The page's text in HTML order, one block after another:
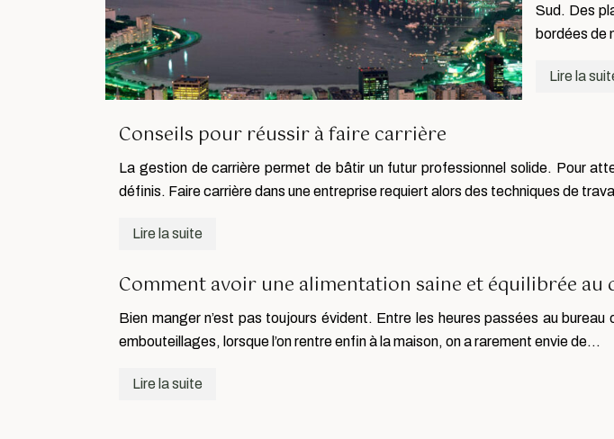
Sud. Des
bordées de
Lire la
Conseils pour réussir à faire carrière
La gestion de carrière permet de bâtir un futur professionnel solide. Pour
définis. Faire carrière dans une entreprise requiert alors des techniques de
Lire la suite
Comment avoir une alimentation saine et équilibrée au
Bien manger n’est pas toujours évident. Entre les heures passées au
embouteillages, lorsque l’on rentre enfin à la maison, on a rarement envie de…
Lire la suite